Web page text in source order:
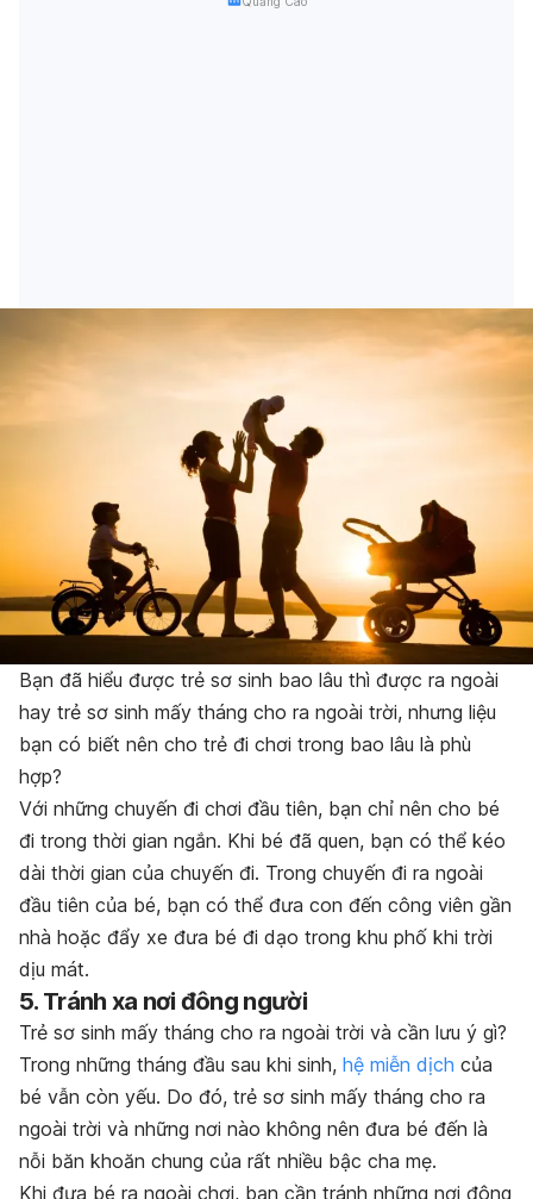
Bạn đã hiểu được trẻ sơ sinh bao lâu thì được ra ngoài
hay trẻ sơ sinh mấy tháng cho ra ngoài trời, nhưng liệu
bạn có biết nên cho trẻ đi chơi trong bao lâu là phù
hợp?
Với những chuyến đi chơi đầu tiên, bạn chỉ nên cho bé
đi trong thời gian ngắn. Khi bé đã quen, bạn có thể kéo
dài thời gian của chuyến đi. Trong chuyến đi ra ngoài
đầu tiên của bé, bạn có thể đưa con đến công viên gần
nhà hoặc đẩy xe đưa bé đi dạo trong khu phố khi trời
dịu mát.
5. Tránh xa nơi đông người
Trẻ sơ sinh mấy tháng cho ra ngoài trời và cần lưu ý gì?
Trong những tháng đầu sau khi sinh, hệ miễn dịch của
bé vẫn còn yếu. Do đó, trẻ sơ sinh mấy tháng cho ra
ngoài trời và những nơi nào không nên đưa bé đến là
nỗi băn khoăn chung của rất nhiều bậc cha mẹ.
Khi đưa bé ra ngoài chơi, bạn cần tránh những nơi đông